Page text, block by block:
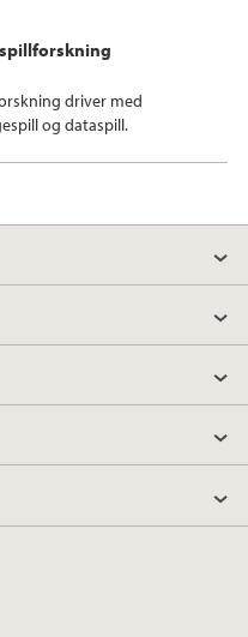
driver med
og dataspill.